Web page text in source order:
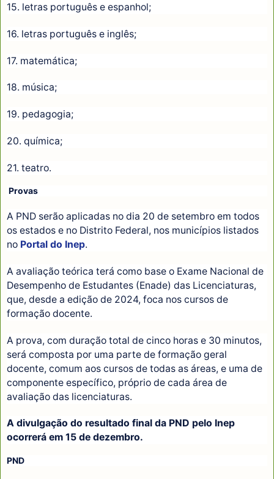
15. letras português e espanhol;
16. letras português e inglês;
17. matemática;
18. música;
19. pedagogia;
20. química;
21. teatro.
Provas
A PND serão aplicadas no dia 20 de setembro em todos
os estados e no Distrito Federal, nos municípios listados
no Portal do Inep.
A avaliação teórica terá como base o Exame Nacional de
Desempenho de Estudantes (Enade) das Licenciaturas,
que, desde a edição de 2024, foca nos cursos de
formação docente.
A prova, com duração total de cinco horas e 30 minutos,
será composta por uma parte de formação geral
docente, comum aos cursos de todas as áreas, e uma de
componente específico, próprio de cada área de
avaliação das licenciaturas.
A divulgação do resultado final da PND pelo Inep
ocorrerá em 15 de dezembro.
PND